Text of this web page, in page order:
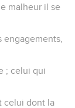
malheur il se
engagements,
; celui qui
celui dont la